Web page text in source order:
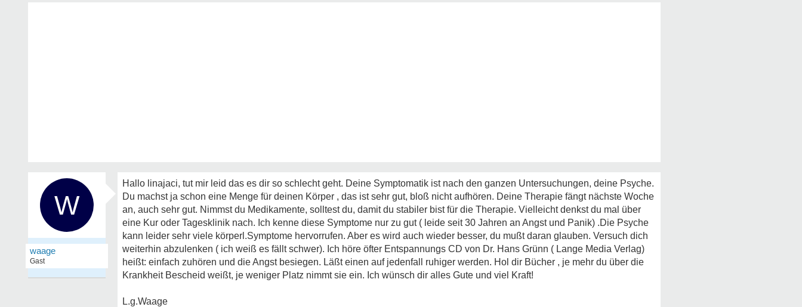
W
waage
Gast
Hallo linajaci, tut mir leid das es dir so schlecht geht. Deine Symptomatik ist nach den ganzen Untersuchungen, deine Psyche.
Du machst ja schon eine Menge für deinen Körper , das ist sehr gut, bloß nicht aufhören. Deine Therapie fängt nächste Woche
an, auch sehr gut. Nimmst du Medikamente, solltest du, damit du stabiler bist für die Therapie. Vielleicht denkst du mal über
eine Kur oder Tagesklinik nach. Ich kenne diese Symptome nur zu gut ( leide seit 30 Jahren an Angst und Panik) .Die Psyche
kann leider sehr viele körperl.Symptome hervorrufen. Aber es wird auch wieder besser, du mußt daran glauben. Versuch dich
weiterhin abzulenken ( ich weiß es fällt schwer). Ich höre öfter Entspannungs CD von Dr. Hans Grünn ( Lange Media Verlag)
heißt: einfach zuhören und die Angst besiegen. Läßt einen auf jedenfall ruhiger werden. Hol dir Bücher , je mehr du über die
Krankheit Bescheid weißt, je weniger Platz nimmt sie ein. Ich wünsch dir alles Gute und viel Kraft!
L.g.Waage